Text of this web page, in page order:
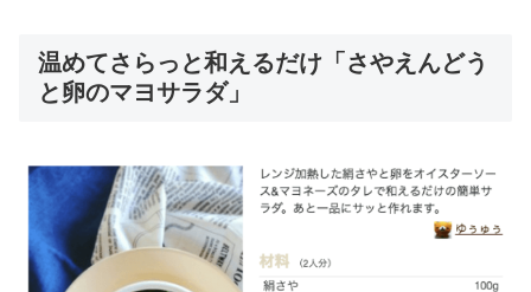
温めてさらっと和えるだけ「さやえんどう
と卵のマヨサラダ」